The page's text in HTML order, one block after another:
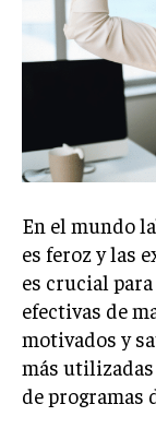
We have a
across the
toexclusive
Your
NEWS
En el mundo
es feroz y las
es crucial
efectivas de
motivados y
más
de programas